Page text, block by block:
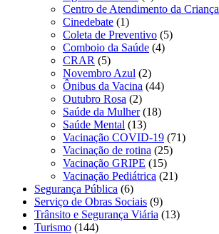
Centro de Atendimento da Criança
Cinedebate (1)
Coleta de Preventivo (5)
Comboio da Saúde (4)
CRAR (5)
Novembro Azul (2)
Ônibus da Vacina (44)
Outubro Rosa (2)
Saúde da Mulher(18)
Saúde Mental (13)
Vacinação COVID-19 (71)
Vacinação de rotina (25)
Vacinação GRIPE (15)
Vacinação Pediátrica (21)
Segurança Pública (6)
Serviço de Obras Sociais (9)
Trânsito e Segurança Viária (13)
Turismo (144)